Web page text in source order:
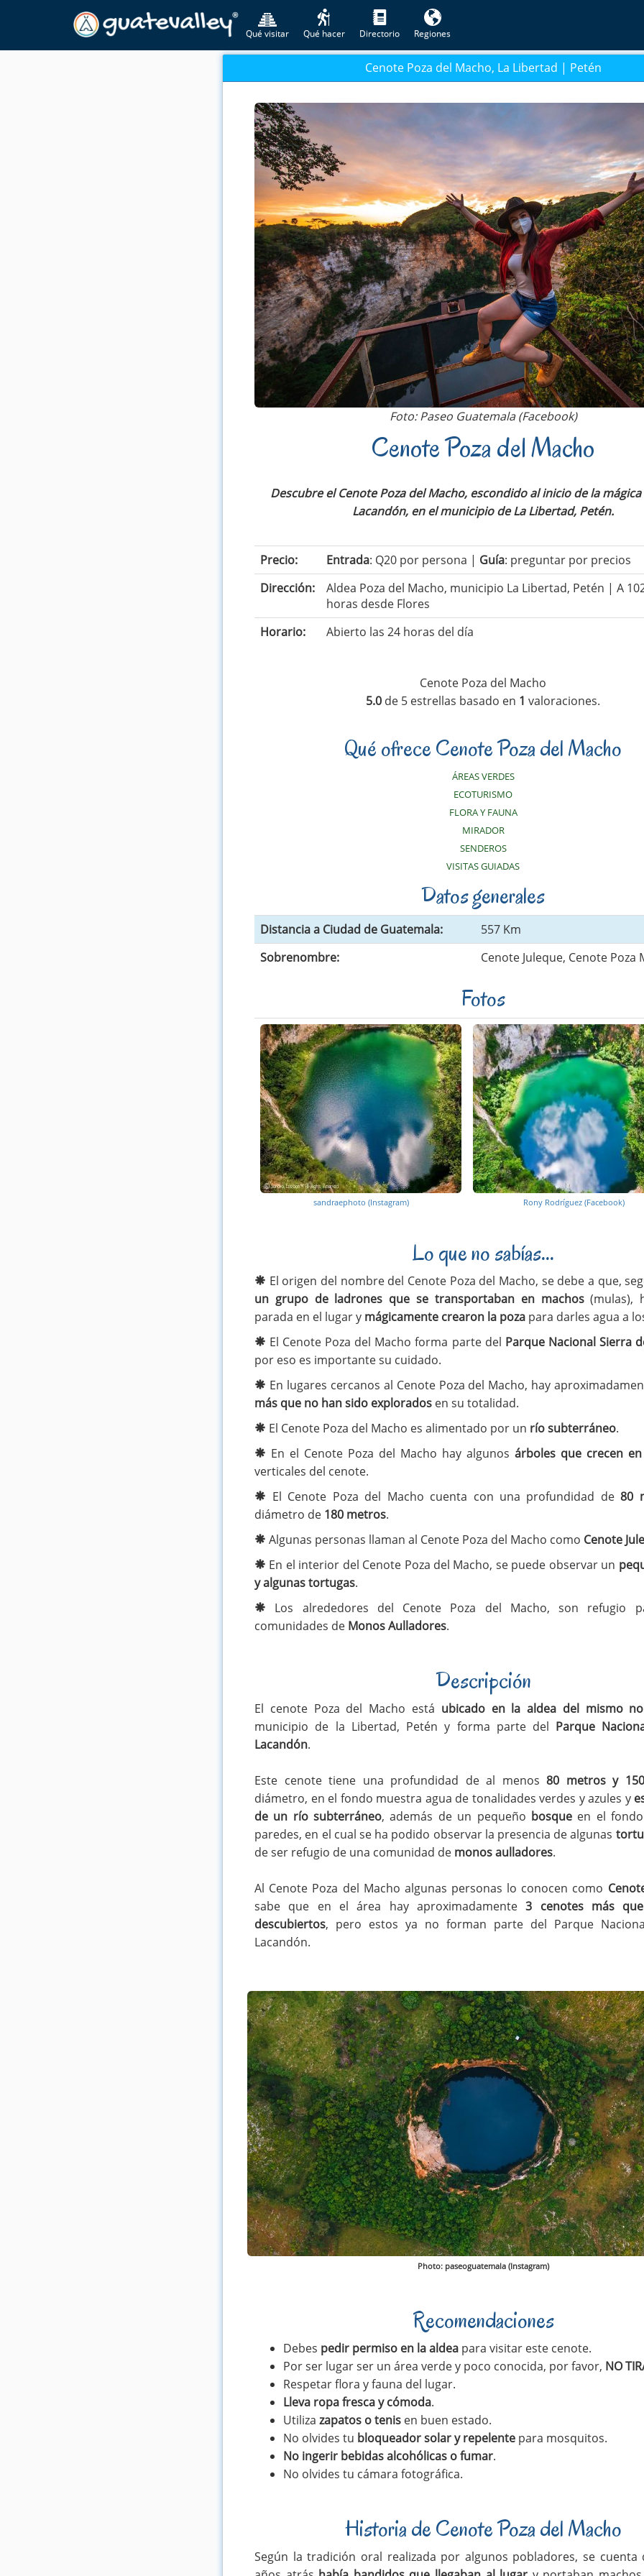
Qué visitar Qué hacer Directorio Regiones
Cenote Poza del Macho, La Libertad | Petén
Foto: Paseo Guatemala (Facebook)
Cenote Poza del Macho
Descubre el Cenote Poza del Macho, escondido al inicio de la
Lacandón, en el municipio de La Libertad, Petén.
Precio: Entrada: Q20 por persona | Guía: preguntar por precios
Dirección:
Aldea Poza del Macho, municipio La Libertad, Petén | A
horas desde Flores
Horario:
Abierto las 24 horas del día
Cenote Poza del Macho
5.0 de 5 estrellas basado en 1 valoraciones.
Qué ofrece Cenote Poza del Macho
ÁREAS VERDES
ECOTURISMO
FLORA Y FAUNA
MIRADOR
SENDEROS
VISITAS GUIADAS
Datos generales
Distancia a Ciudad de Guatemala:
557 Km
Sobrenombre:
Cenote Juleque, Cenote Poza
Fotos
sandraephoto (Instagram) Rony Rodríguez (Facebook)
Lo que no sabías...
El origen del nombre del Cenote Poza del Macho, se debe a que,
un grupo de ladrones que se transportaban en machos(mulas),
parada en el lugar y mágicamente crearon la poza para darles agua a
El Cenote Poza del Macho forma parte del Parque Nacional Sierra
por eso es importante su cuidado.
En lugares cercanos al Cenote Poza del Macho, hay
más que no han sido explorados en su totalidad.
El Cenote Poza del Macho es alimentado por un río subterráneo.
En el Cenote Poza del Macho hay algunos árboles que crecen
verticales del cenote.
El Cenote Poza del Macho cuenta con una profundidad de80
diámetro de 180 metros.
Algunas personas llaman al Cenote Poza del Macho como Cenote
En el interior del Cenote Poza del Macho, se puede observar un
y algunas tortugas.
Los alrededores del Cenote Poza del Macho, son refugio
comunidades de Monos Aulladores.
Descripción
El cenote Poza del Macho está ubicado en la aldea del mismo
municipio de la Libertad, Petén y forma parte del Parque
Lacandón.
Este cenote tiene una profundidad de al menos80 metros y
diámetro, en el fondo muestra agua de tonalidades verdes y azules y
de un río subterráneo, además de un pequeño bosqueen el
paredes, en el cual se ha podido observar la presencia de algunas
de ser refugio de una comunidad de monos aulladores.
Al Cenote Poza del Macho algunas personas lo conocen como
sabe que en el área hay aproximadamente3 cenotes más
descubiertos, pero estos ya no forman parte del Parque
Lacandón.
Photo: paseoguatemala (Instagram)
Recomendaciones
Debes pedir permiso en la aldea para visitar este cenote.
Por ser lugar ser un área verde y poco conocida, por favor, NO
Respetar flora y fauna del lugar.
Lleva ropa fresca y cómoda.
Utilizazapatos o tenis en buen estado.
No olvides tu bloqueador solar y repelente para mosquitos.
No ingerir bebidas alcohólicas o fumar.
No olvides tu cámara fotográfica.
Historia de Cenote Poza del Macho
Según la tradición oral realizada por algunos pobladores, se cuenta